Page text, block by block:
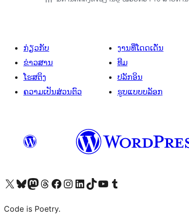
ກ່ຽວກັບ
ຂ່າວສານ
ໂຮສຕິງ
ຄວາມເປັນສ່ວນຕົວ
ງານທີ່ໂດດເດັ່ນ
ທີມ
ປລັກອິນ
ຮູບແບບບລັອກ
ຢ້ຽມຊົມບັນຊີ X (ຊື່ເກົ່າ Twitter) ຂອງພວກເຮົາຢ້ຽມຊົມບັນຊີ Bluesky ຂອງພວກເຮົາຢ້ຽມຊົມບັນຊີ Mastodon ຂອງພວກເຮົາຢ້ຽມຊົມບັນຊີ Threads ຂອງພວກເຮົາຢ້ຽມຊົມໜ້າ Facebook ຂອງພວກເຮົາຢ້ຽມຊົມບັນຊີ Instagram ຂອງພວກເຮົາຢ້ຽມຊົມບັນຊີ LinkedIn ຂອງພວກເຮົາຢ້ຽມຊົມບັນຊີ TikTok ຂອງພວກເຮົາຢ້ຽມຊົມຊ່ອງ YouTube ຂອງພວກເຮົາຢ້ຽມຊົມບັນຊີ Tumblr ຂອງພວກເຮົາ
Code is Poetry.